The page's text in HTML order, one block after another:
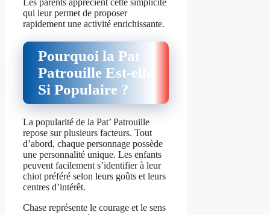
qui leur permet de proposer
rapidement une activité enrichissante.
Pourquoi la Pat
Patrouille Est-elle
Si Populaire ?
La popularité de la Pat’ Patrouille
repose sur plusieurs facteurs. Tout
d’abord, chaque personnage possède
une personnalité unique. Les enfants
peuvent facilement s’identifier à leur
chiot préféré selon leurs goûts et leurs
centres d’intérêt.
Chase représente le courage et le sens